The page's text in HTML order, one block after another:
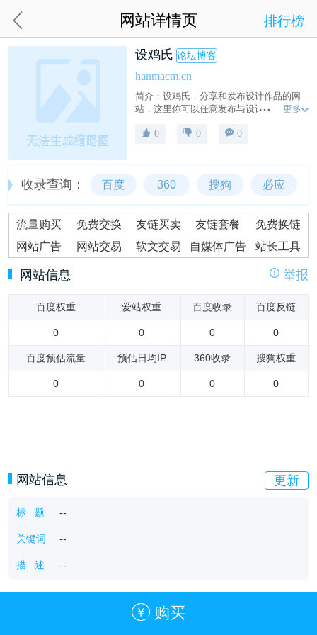
网站详情页 排行榜
设鸡氏 论坛博客
hanmacm.cn
简介：设鸡氏，分享和发布设计作品的网
站，这里你可以任意发布与设计相关的内
更多
0 0 0
收录查询： 百度 360 搜狗 必应
流量购买 免费交换 友链买卖 友链套餐
免费换链
网站广告
网站交易 软文交易 自媒体广告 站长工具
网站信息 举报
百度权重 爱站权重 百度收录 百度反链
0 0 0 0
百度预估流量 预估日均IP 360收录 搜狗权重
0 0 0 0
网站信息 更新
标 题 --
关键词 --
描 述 --
购买